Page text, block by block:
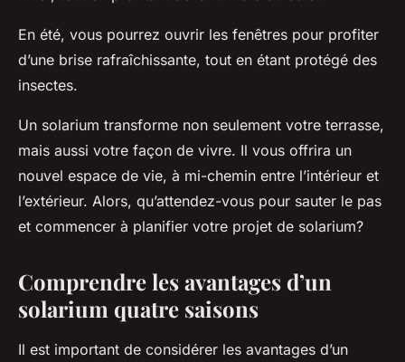
En été, vous pourrez ouvrir les fenêtres pour profiter
d’une brise rafraîchissante, tout en étant protégé des
insectes.
Un solarium transforme non seulement votre terrasse,
mais aussi votre façon de vivre. Il vous offrira un
nouvel espace de vie, à mi-chemin entre l’intérieur et
l’extérieur. Alors, qu’attendez-vous pour sauter le pas
et commencer à planifier votre projet de solarium?
Comprendre les avantages d’un
solarium quatre saisons
Il est important de considérer les avantages d’un